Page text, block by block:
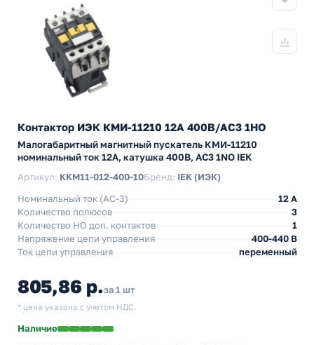
Контактор ИЭК КМИ-11210 12А 400В/АС3 1НО
Малогабаритный магнитный пускатель КМИ-11210
номинальный ток 12А, катушка 400В, АС3 1NO IEK
Артикул: KKM11-012-400-10Бренд: IEK (ИЭК)
Номинальный ток (АС-3)
12 A
Количество полюсов
3
Количество НO доп. контактов
1
Напряжение цепи управления
400-440 В
Ток цепи управления
переменный
805,86 р.за 1 шт
* цена указана с учетом НДС.
Наличие